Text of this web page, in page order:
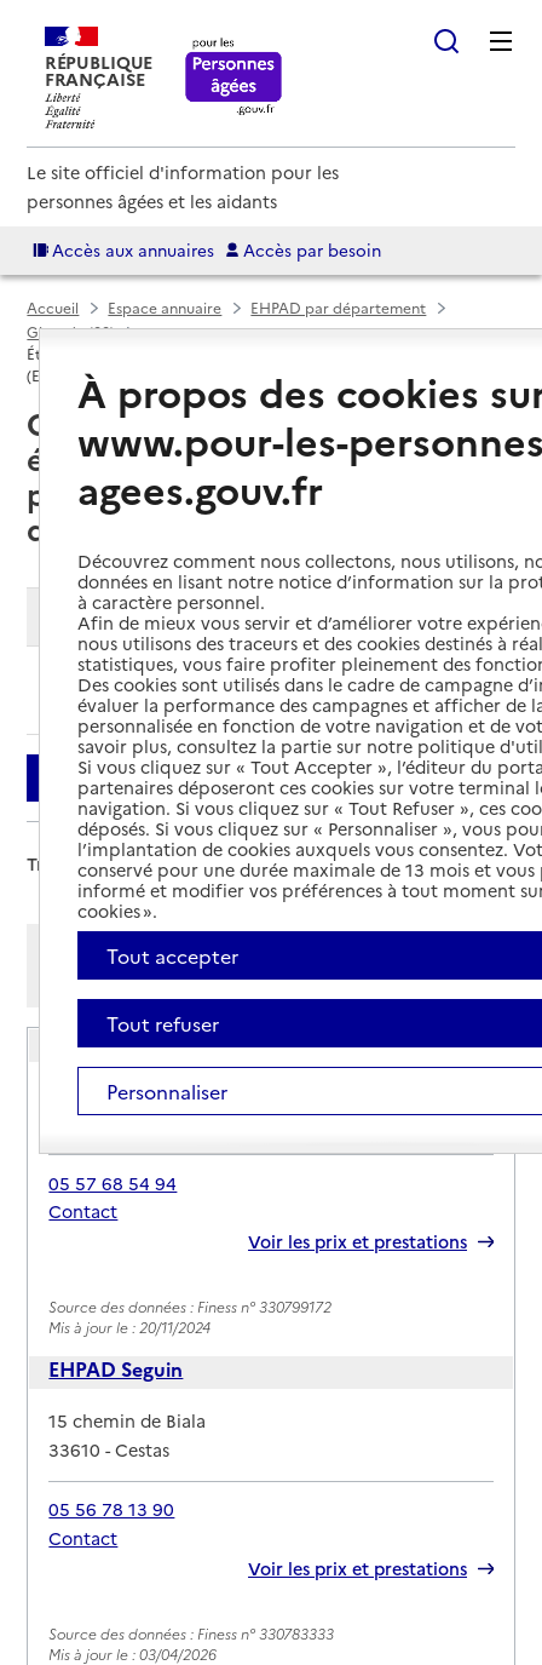
RÉPUBLIQUE
FRANÇAISE
Le site officiel d'information pour les
personnes âgées et les aidants
Accès aux annuaires Accès par besoin
Accueil Espace annuaire
EHPAD par département
Gironde (33)
Établissement d'hébergement pour personnes âgées dépendantes
(EHPAD)
Cestas (33610) : liste des 3
établissements d'hébergement
pour personnes âgées
dépendantes (EHPAD)
Modifier ma recherche
Ajouter cette recherche aux favoris
Filtrer
Trier par :
Afficher les résultats par:
Mode liste
Mode carte
EHPAD Accueil temporaire Le relais
Adresse
Chemin de Camparian
33610-Cestas
05 57 68 54 94
Contact
Voir les prix et prestations
Source des données : Finess n° 330799172
Mis à jour le : 20/11/2024
EHPAD Seguin
Adresse
15 chemin de Biala
33610-Cestas
05 56 78 13 90
Contact
Voir les prix et prestations
Source des données : Finess n° 330783333
Mis à jour le : 03/04/2026
À propos des cookies
www.pour-les-
agees.gouv.fr
Découvrez comment nous collectons, nous utilisons,
données en lisant notre notice d’information sur la
à caractère personnel.
Afin de mieux vous servir et d’améliorer votre
nous utilisons des traceurs et des cookies destinés à
statistiques, vous faire profiter pleinement des
Des cookies sont utilisés dans le cadre de campagne
évaluer la performance des campagnes et afficher de
personnalisée en fonction de votre navigation et de
savoir plus, consultez la partie sur notre politique
Si vous cliquez sur « Tout Accepter », l’éditeur du
partenaires déposeront ces cookies sur votre terminal
navigation. Si vous cliquez sur « Tout Refuser », ces
déposés. Si vous cliquez sur « Personnaliser », vous
l’implantation de cookies auxquels vous consentez.
conservé pour une durée maximale de 13 mois et
informé et modifier vos préférences à tout moment
cookies ».
Tout accepter
Tout refuser
Personnaliser